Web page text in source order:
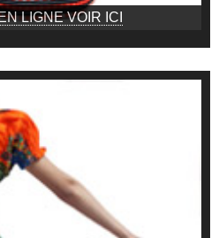
LIGNE VOIR ICI